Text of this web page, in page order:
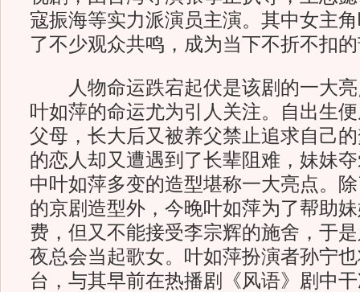
寇振海等实力派演员主演。其中女主
了不少观众共鸣，成为当下不折不扣
人物命运跌宕起伏是该剧的一大亮
叶如萍的命运尤为引人关注。自出生
父母，长大后又被养父禁止追求自己
的恋人却又遭遇到了长辈阻难，妹妹
中叶如萍多变的造型堪称一大亮点。
的京剧造型外，今晚叶如萍为了帮助
费，但又不能接受李宗辉的施舍，于
夜总会当起歌女。叶如萍扮演者孙宁
台，与其早前在热播剧《风语》剧中